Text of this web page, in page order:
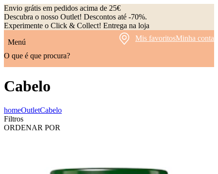
Envio grátis em pedidos acima de 25€
Descubra o nosso Outlet! Descontos até -70%.
Experimente o Click & Collect! Entrega na loja
Menú
Mis favoritosMinha conta
O que é que procura?
Cabelo
homeOutletCabelo
Filtros
ORDENAR POR